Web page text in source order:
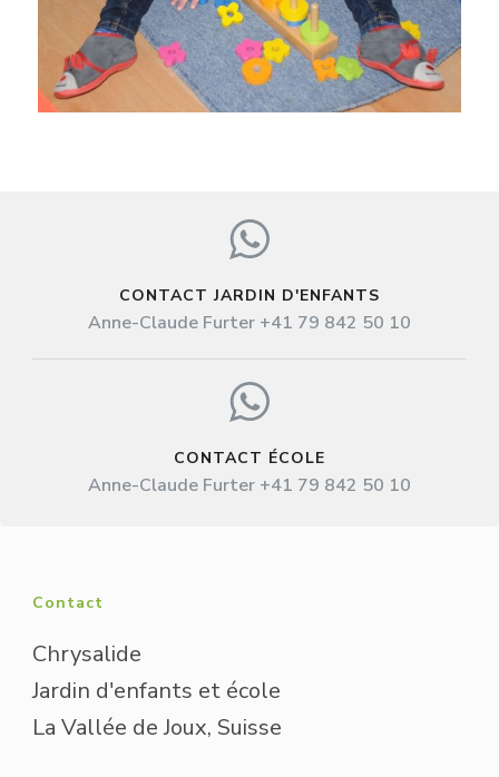
CONTACT JARDIN D'ENFANTS
Anne-Claude Furter +41 79 842 50 10
CONTACT ÉCOLE
Anne-Claude Furter +41 79 842 50 10
Contact
Chrysalide
Jardin d'enfants et école
La Vallée de Joux, Suisse